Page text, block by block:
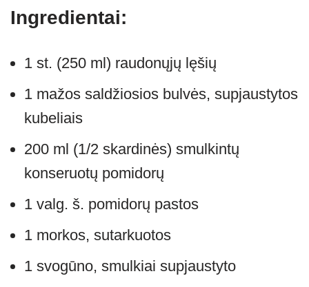
Ingredientai:
1 st. (250 ml) raudonųjų lęšių
1 mažos saldžiosios bulvės, supjaustytos
kubeliais
200 ml (1/2 skardinės) smulkintų
konseruotų pomidorų
1 valg. š. pomidorų pastos
1 morkos, sutarkuotos
1 svogūno, smulkiai supjaustyto